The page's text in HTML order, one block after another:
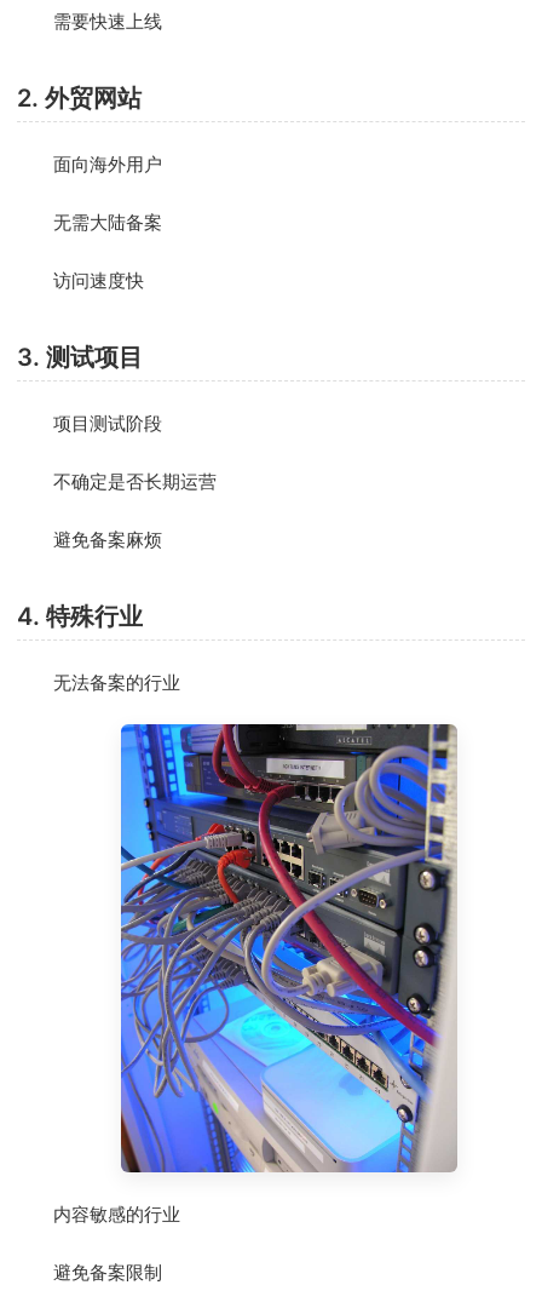
需要快速上线
2. 外贸网站
面向海外用户
无需大陆备案
访问速度快
3. 测试项目
项目测试阶段
不确定是否长期运营
避免备案麻烦
4. 特殊行业
无法备案的行业
内容敏感的行业
避免备案限制